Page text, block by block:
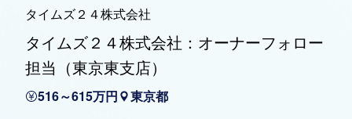
タイムズ２４株式会社
タイムズ２４株式会社：オーナーフォロー
担当（東京東支店）
516～615万円 東京都